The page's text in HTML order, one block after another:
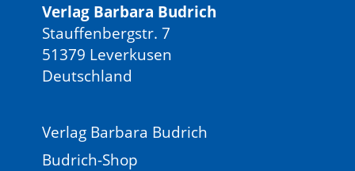
Verlag Barbara Budrich
Stauffenbergstr. 7
51379 Leverkusen
Deutschland
Verlag Barbara Budrich
Budrich-Shop